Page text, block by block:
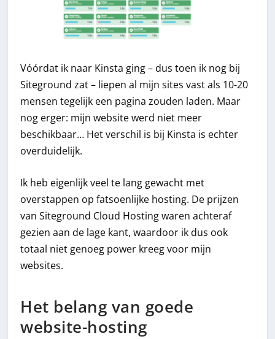
Vóórdat ik naar Kinsta ging – dus toen ik nog bij
Siteground zat – liepen al mijn sites vast als 10-20
mensen tegelijk een pagina zouden laden. Maar
nog erger: mijn website werd niet meer
beschikbaar… Het verschil is bij Kinsta is echter
overduidelijk.
Ik heb eigenlijk veel te lang gewacht met
overstappen op fatsoenlijke hosting. De prijzen
van Siteground Cloud Hosting waren achteraf
gezien aan de lage kant, waardoor ik dus ook
totaal niet genoeg power kreeg voor mijn
websites.
Het belang van goede
website-hosting